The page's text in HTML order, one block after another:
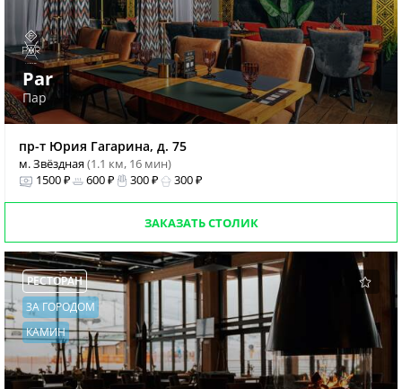
Par
Пар
пр-т Юрия Гагарина, д. 75
м. Звёздная(1.1 км, 16 мин)
1500 ₽
600 ₽ 300 ₽ 300 ₽
ЗАКАЗАТЬ СТОЛИК
РЕСТОРАН
ЗА ГОРОДОМ
КАМИН